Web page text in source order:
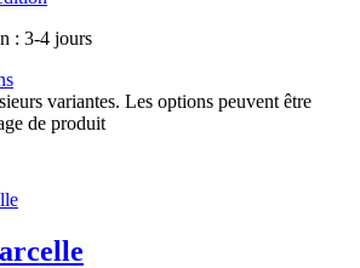
: 3-4 jours
variantes. Les options peuvent être
de produit